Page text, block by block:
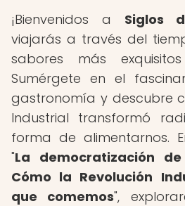
¡Bienvenidos a Siglos
viajarás a través del
sabores más
Sumérgete en el
gastronomía y descubre
Industrial transformó
forma de alimentarnos.
"La democratización
Cómo la Revolución
que comemos",